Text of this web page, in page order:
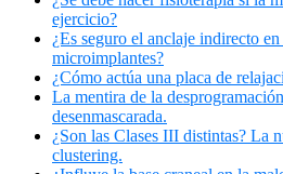
ejercicio?
¿Es seguro el anclaje indirecto
microimplantes?
¿Cómo actúa una placa de
La mentira de la
desenmascarada.
¿Son las Clases III distintas? La
clustering.